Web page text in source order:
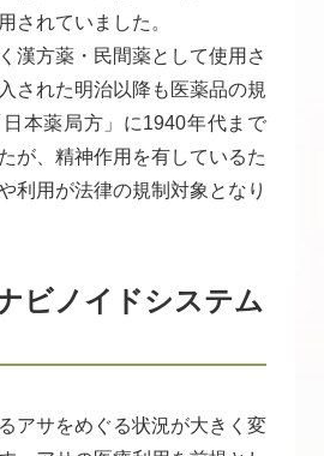
されていました。
漢方薬・民間薬として使用さ
された明治以降も医薬品の規
本薬局方」に1940年代まで
が、精神作用を有しているた
利用が法律の規制対象となり
ビノイドシステム
アサをめぐる状況が大きく変